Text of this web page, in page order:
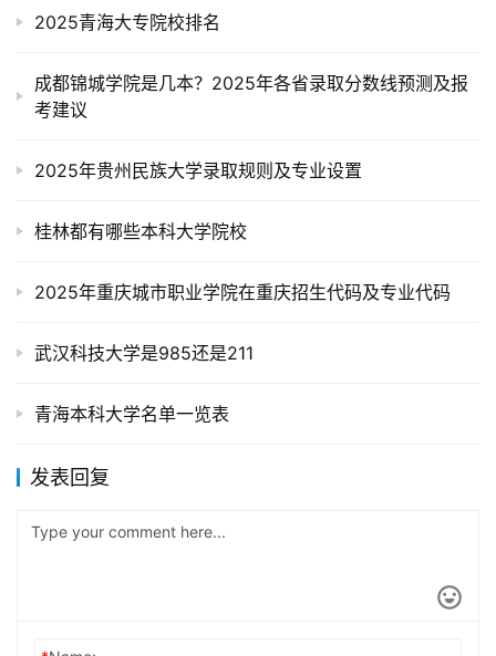
2025青海大专院校排名
成都锦城学院是几本？2025年各省录取分数线预测及报
考建议
2025年贵州民族大学录取规则及专业设置
桂林都有哪些本科大学院校
2025年重庆城市职业学院在重庆招生代码及专业代码
武汉科技大学是985还是211
青海本科大学名单一览表
发表回复